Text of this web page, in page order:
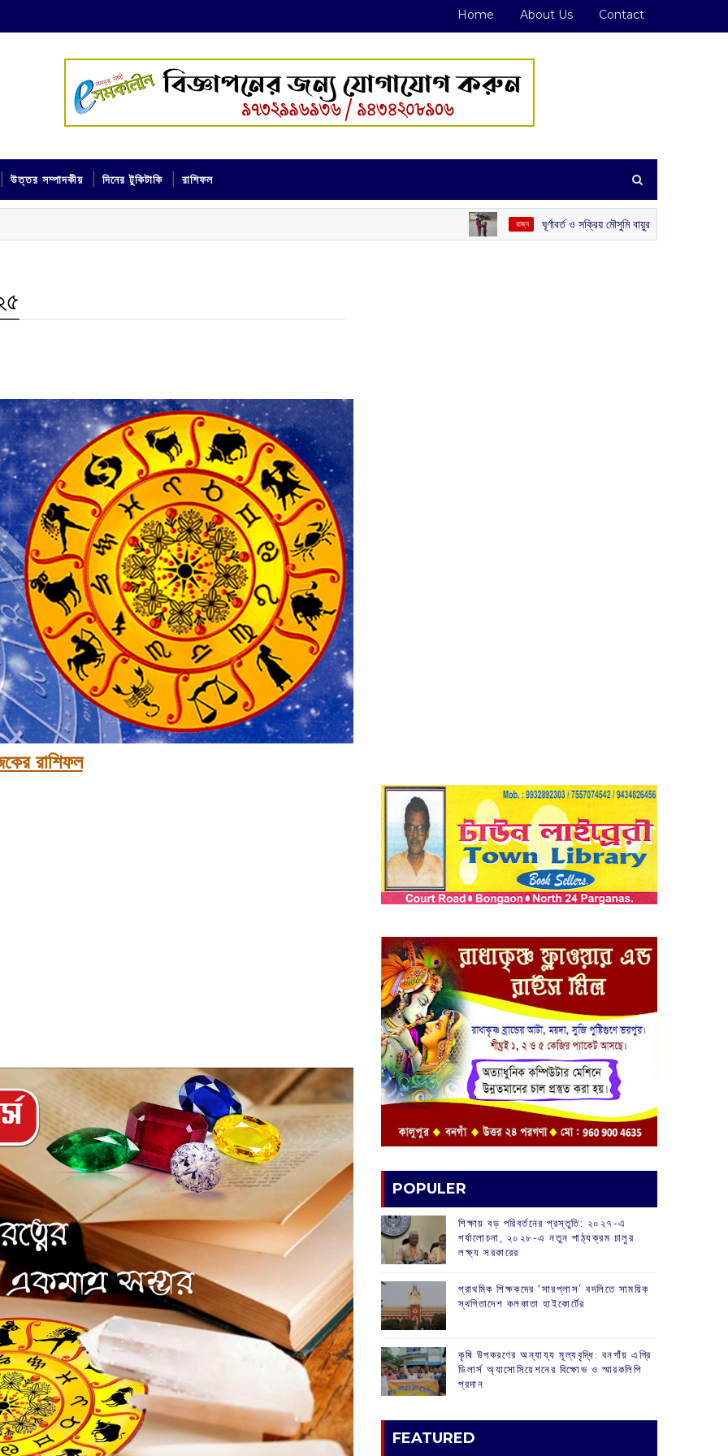
Home About Us Contact
উত্তর সম্পাদকীয় দিনের টুকিটাকি রাশিফল
‌ রাজ্য ঘূর্ণাবর্ত ও সক্রিয় মৌসুমি বায়ুর জোড়া ফলা: দক্ষিণবঙ্গে ভারী
রাশিফল
POPULER
শিক্ষায় বড় পরিবর্তনের প্রস্তুতি: ২০২৭-এ
পর্যালোচনা, ২০২৮-এ নতুন পাঠ্যক্রম চালুর
লক্ষ্য সরকারের
প্রাথমিক শিক্ষকদের ‘সারপ্লাস’ বদলিতে সাময়িক
স্থগিতাদেশ কলকাতা হাইকোর্টের
কৃষি উপকরণের অন্যায্য মূল্যবৃদ্ধি: বনগাঁয় এগ্রি
ডিলার্স অ্যাসোসিয়েশনের বিক্ষোভ ও স্মারকলিপি
প্রদান
FEATURED